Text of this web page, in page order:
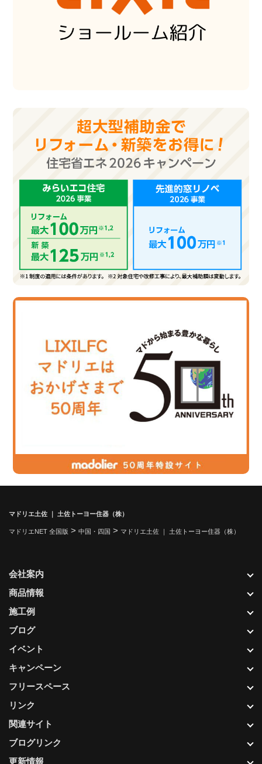
マドリエ土佐 ｜ 土佐トーヨー住器（株）
マドリエNET 全国版 > 中国・四国 > マドリエ土佐 ｜ 土佐トーヨー住器（株）
更新情報
会社案内
商品情報
施工例
ブログ
イベント
キャンペーン
フリースペース
リンク
関連サイト
ブログリンク